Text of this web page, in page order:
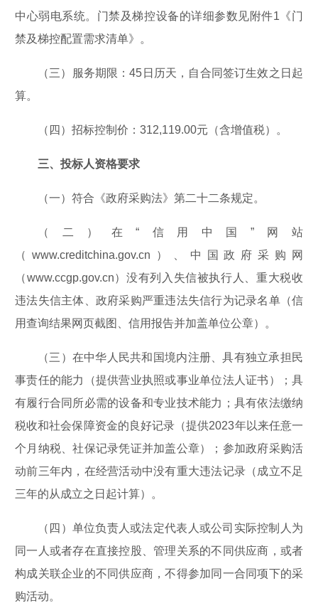
中心弱电系统。门禁及梯控设备的详细参数见附件1《门
禁及梯控配置需求清单》。
（三）服务期限：45日历天，自合同签订生效之日起
算。
（四）招标控制价：312,119.00元（含增值税）。
三、投标人资格要求
（一）符合《政府采购法》第二十二条规定。
（二）在“信用中国”网站
（www.creditchina.gov.cn）、中国政府采购网
（www.ccgp.gov.cn）没有列入失信被执行人、重大税收
违法失信主体、政府采购严重违法失信行为记录名单（信
用查询结果网页截图、信用报告并加盖单位公章）。
（三）在中华人民共和国境内注册、具有独立承担民
事责任的能力（提供营业执照或事业单位法人证书）；具
有履行合同所必需的设备和专业技术能力；具有依法缴纳
税收和社会保障资金的良好记录（提供2023年以来任意一
个月纳税、社保记录凭证并加盖公章）；参加政府采购活
动前三年内，在经营活动中没有重大违法记录（成立不足
三年的从成立之日起计算）。
（四）单位负责人或法定代表人或公司实际控制人为
同一人或者存在直接控股、管理关系的不同供应商，或者
构成关联企业的不同供应商，不得参加同一合同项下的采
购活动。